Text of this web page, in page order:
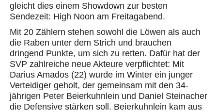
gleicht dies einem Showdown zur besten
Sendezeit: High Noon am Freitagabend.
Mit 20 Zählern stehen sowohl die Löwen als auch
die Raben unter dem Strich und brauchen
dringend Punkte, um sich zu retten. Dafür hat der
SVP zahlreiche neue Akteure verpflichtet: Mit
Darius Amados (22) wurde im Winter ein junger
Verteidiger geholt, der gemeinsam mit den 34-
jährigen Peter Beierkuhnlein und Daniel Steinacher
die Defensive stärken soll. Beierkuhnlein kam aus